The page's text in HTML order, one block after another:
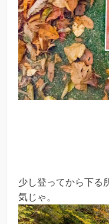
少し登ってから下る
気じゃ。